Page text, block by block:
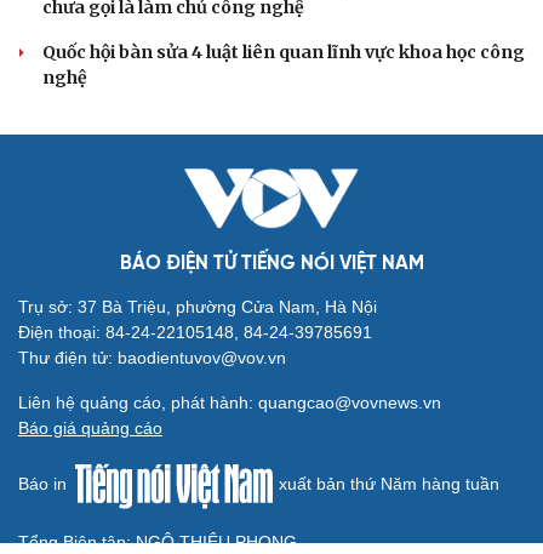
Thực tiễn vận hành chính quyền ba cấp bác bỏ mọi luận
điệu xuyên tạc
Khi mạng xã hội thành nơi phán xử
XÂY DỰNG, CHỈNH ĐỐN ĐẢNG
Đối ngoại linh hoạt dựa trên nền tảng chính trị
Điểm mới đột phá trong Chỉ thị số 07 về thực hành tư
tưởng, phong cách Hồ Chí Minh
Đảng ủy các cơ quan Đảng Trung ương xây dựng phần
mềm đánh giá cán bộ theo KPI